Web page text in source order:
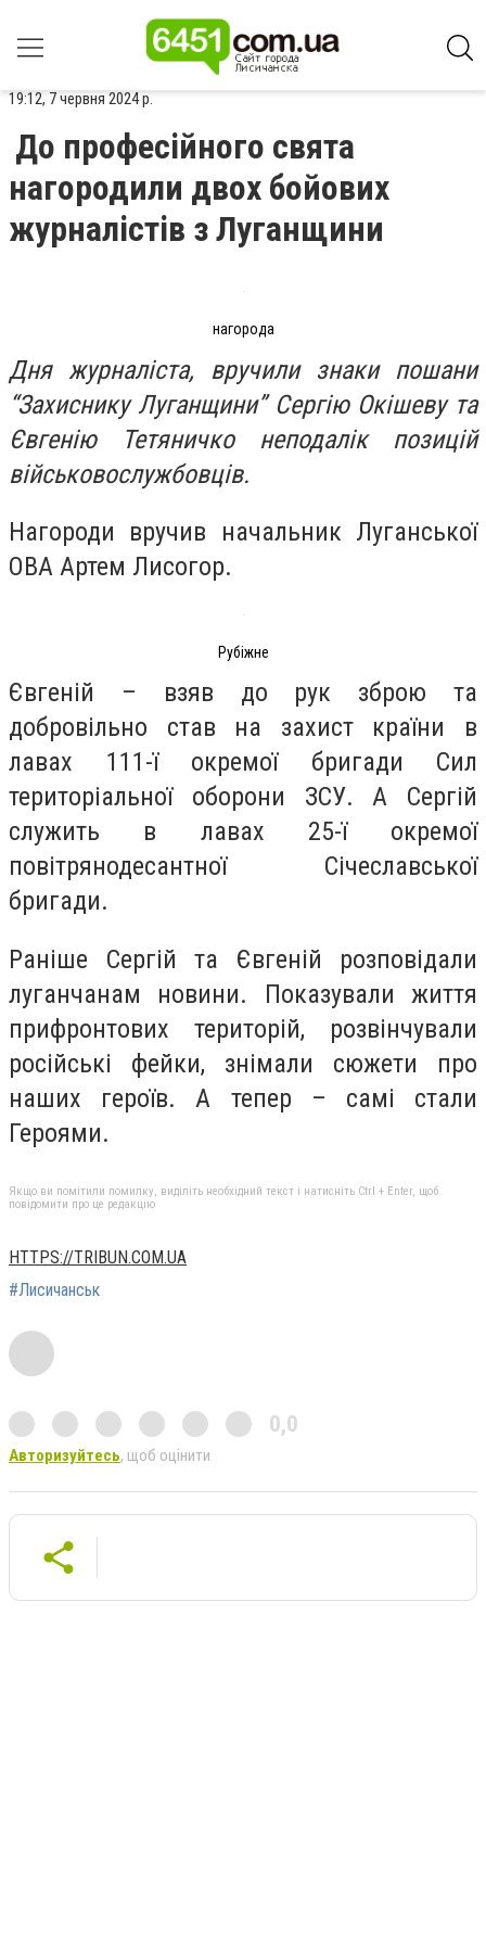
19:12, 7 червня 2024 р.
До професійного свята
нагородили двох бойових
журналістів з Луганщини
нагорода
Дня журналіста, вручили знаки пошани
“Захиснику Луганщини” Сергію Окішеву та
Євгенію Тетяничко неподалік позицій
військовослужбовців.
Нагороди вручив начальник Луганської
ОВА Артем Лисогор.
Рубіжне
Євгеній – взяв до рук зброю та
добровільно став на захист країни в
лавах 111-ї окремої бригади Сил
територіальної оборони ЗСУ. А Сергій
служить в лавах 25-ї окремої
повітрянодесантної Січеславської
бригади.
Раніше Сергій та Євгеній розповідали
луганчанам новини. Показували життя
прифронтових територій, розвінчували
російські фейки, знімали сюжети про
наших героїв. А тепер – самі стали
Героями.
Якщо ви помітили помилку, виділіть необхідний текст і натисніть Ctrl + Enter, щоб
повідомити про це редакцію
HTTPS://TRIBUN.COM.UA
#Лисичанськ
0,0
Авторизуйтесь, щоб оцінити